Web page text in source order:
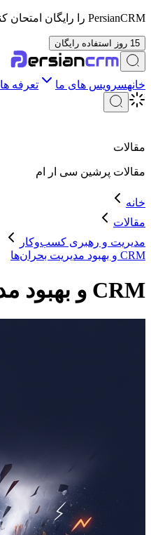
PersianCRM را رایگان امتحان کنید.
15 روز استفاده رایگان
خانهسرویس های ما تعرفه ها
مقالات
مقالات پرشین سی ار ام
خانه
مقالات
مدیریت و رهبری کسب‌وکار
CRM و بهبود مدیریت بحران‌ها
CRM و بهبود مدیریت بحران‌ها